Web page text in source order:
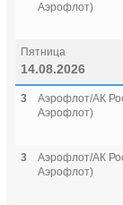
Аэрофлот)
Пятница
14.08.2026
3
Аэрофлот/АК
Аэрофлот)
3
Аэрофлот/АК
Аэрофлот)